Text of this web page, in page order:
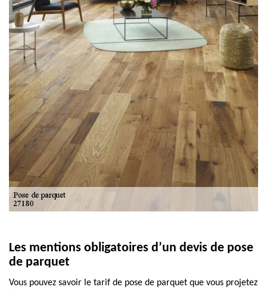
Les mentions obligatoires d’un devis de pose
de parquet
Vous pouvez savoir le tarif de pose de parquet que vous projetez